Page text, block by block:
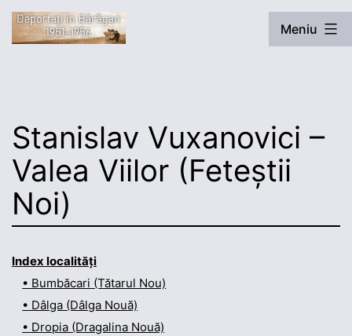
Sari
Meniu
Stanislav Vuxanovici –
Valea Viilor (Feteștii
Noi)
Index localități
• Bumbăcari (Tătarul Nou)
• Dâlga (Dâlga Nouă)
• Dropia (Dragalina Nouă)